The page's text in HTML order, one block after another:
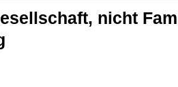
nicht